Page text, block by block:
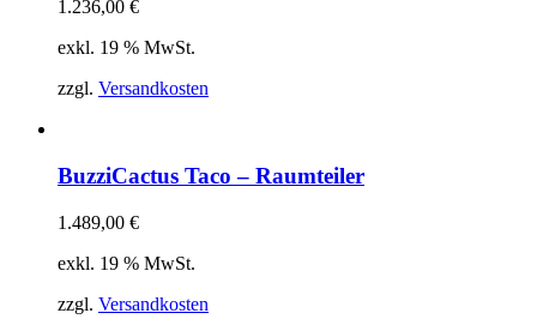
1.236,00 €
exkl. 19 % MwSt.
zzgl. Versandkosten
BuzziCactus Taco – Raumteiler
1.489,00 €
exkl. 19 % MwSt.
zzgl. Versandkosten